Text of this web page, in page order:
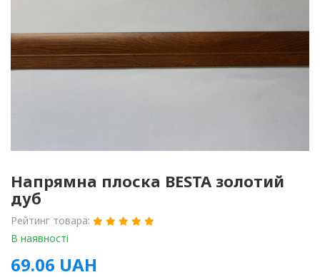
Напрямна плоска BESTA золотий
дуб
Рейтинг товара:
В наявності
69.06 UAH